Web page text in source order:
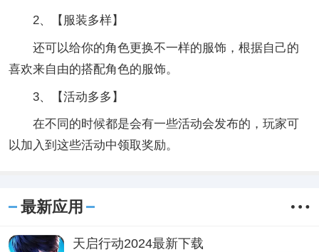
2、【服装多样】
还可以给你的角色更换不一样的服饰，根据自己的
喜欢来自由的搭配角色的服饰。
3、【活动多多】
在不同的时候都是会有一些活动会发布的，玩家可
以加入到这些活动中领取奖励。
最新应用
天启行动2024最新下载